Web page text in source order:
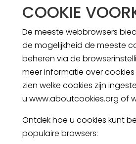
COOKIE
De meeste webbrowsers
de mogelijkheid de meeste
beheren via de
meer informatie over
zien welke cookies zijn
u www.aboutcookies.org of
Ontdek hoe u cookies kunt
populaire browsers: